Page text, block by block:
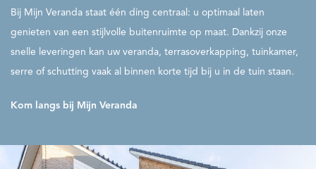
Bij Mijn Veranda staat één ding centraal: u optimaal laten
genieten van een stijlvolle buitenruimte op maat. Dankzij onze
snelle leveringen kan uw veranda, terrasoverkapping, tuinkamer,
serre of schutting vaak al binnen korte tijd bij u in de tuin staan.
Kom langs bij Mijn Veranda